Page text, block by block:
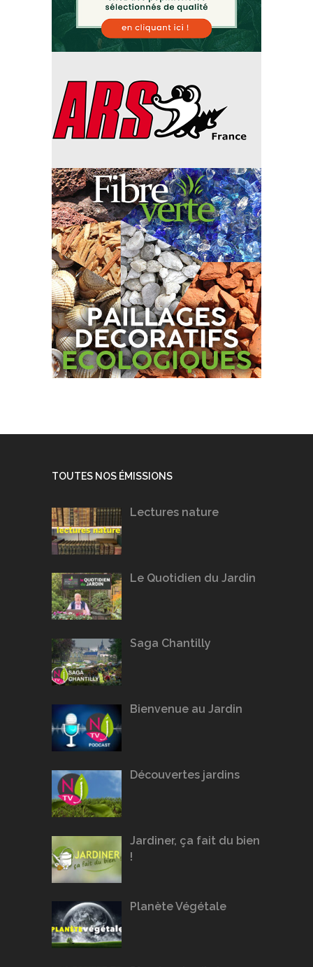
TOUTES NOS ÉMISSIONS
Lectures nature
Le Quotidien du Jardin
Saga Chantilly
Bienvenue au Jardin
Découvertes jardins
Jardiner, ça fait du bien
!
Planète Végétale